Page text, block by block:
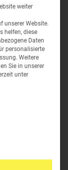
weiter
unserer Website.
helfen, diese
Daten
personalisierte
Weitere
Sie in unserer
unter
die eine